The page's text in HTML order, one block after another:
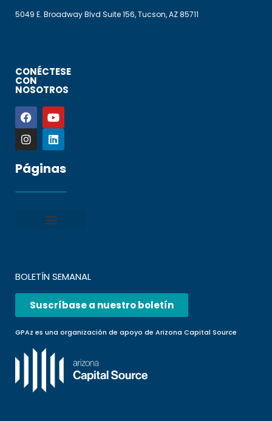
5049 E. Broadway Blvd Suite 156, Tucson, AZ 85711
CONÉCTESE
CON
NOSOTROS
Páginas
BOLETÍN SEMANAL
Suscríbase a nuestro boletín
GPAz es una organización de apoyo de Arizona Capital Source